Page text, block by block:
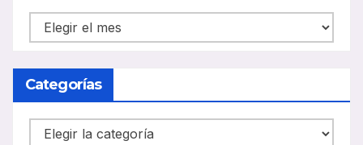
NOTICIAS
CARRIL
BUS
Categorías
Categorías